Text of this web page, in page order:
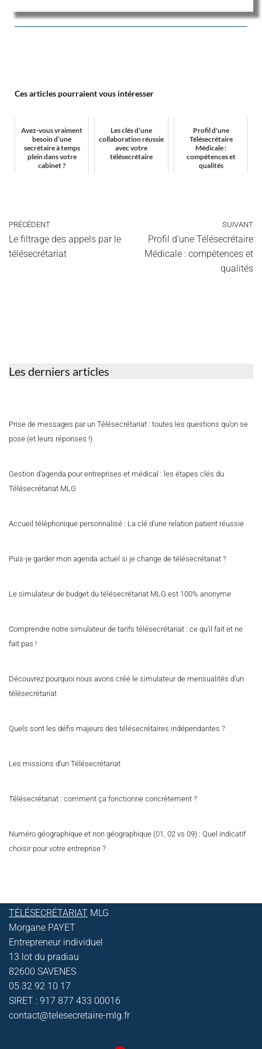
Ces articles pourraient vous intéresser
Avez-vous vraiment
besoin d’une
secrétaire à temps
plein dans votre
cabinet ?
Les clés d'une
collaboration réussie
avec votre
télésecrétaire
Profil d'une
Télésecrétaire
Médicale :
compétences et
qualités
PRÉCÉDENT
Le filtrage des appels par le
télésecrétariat
SUIVANT
Profil d’une Télésecrétaire
Médicale : compétences et
qualités
Les derniers articles
Prise de messages par un Télésecrétariat : toutes les questions qu’on se
pose (et leurs réponses !)
Gestion d’agenda pour entreprises et médical : les étapes clés du
Télésecrétariat MLG
Accueil téléphonique personnalisé : La clé d’une relation patient réussie
Puis-je garder mon agenda actuel si je change de télésecrétariat ?
Le simulateur de budget du télésecrétariat MLG est 100% anonyme
Comprendre notre simulateur de tarifs télésecrétariat : ce qu’il fait et ne
fait pas !
Découvrez pourquoi nous avons créé le simulateur de mensualités d’un
télésecrétariat
Quels sont les défis majeurs des télésecrétaires indépendantes ?
Les missions d’un Télésecrétariat
Télésecrétariat : comment ça fonctionne concrètement ?
Numéro géographique et non géographique (01, 02 vs 09) : Quel indicatif
choisir pour votre entreprise ?
TÉLÉSECRÉTARIAT MLG
Morgane PAYET
Entrepreneur individuel
13 lot du pradiau
82600 SAVENES
05 32 92 10 17
SIRET : 917 877 433 00016
contact@telesecretaire-mlg.fr